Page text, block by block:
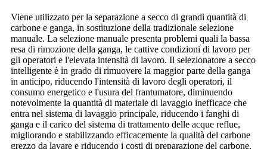
Viene utilizzato per la separazione a secco di grandi quantità di
carbone e ganga, in sostituzione della tradizionale selezione
manuale. La selezione manuale presenta problemi quali la bassa
resa di rimozione della ganga, le cattive condizioni di lavoro per
gli operatori e l'elevata intensità di lavoro. Il selezionatore a secco
intelligente è in grado di rimuovere la maggior parte della ganga
in anticipo, riducendo l'intensità di lavoro degli operatori, il
consumo energetico e l'usura del frantumatore, diminuendo
notevolmente la quantità di materiale di lavaggio inefficace che
entra nel sistema di lavaggio principale, riducendo i fanghi di
ganga e il carico del sistema di trattamento delle acque reflue,
migliorando e stabilizzando efficacemente la qualità del carbone
grezzo da lavare e riducendo i costi di preparazione del carbone.